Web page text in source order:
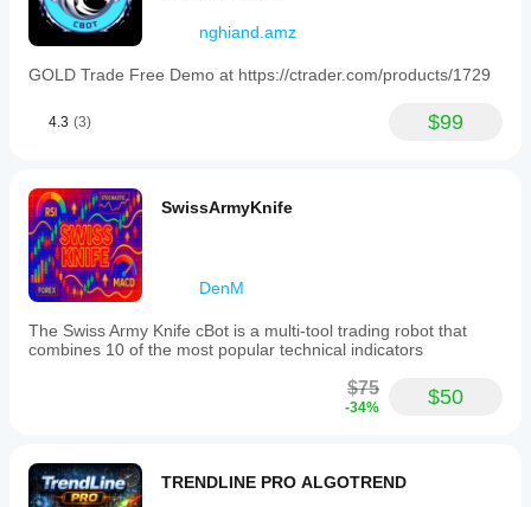
nghiand.amz
GOLD Trade Free Demo at https://ctrader.com/products/1729
4.3 (3) $99
SwissArmyKnife
DenM
The Swiss Army Knife cBot is a multi-tool trading robot that
combines 10 of the most popular technical indicators
$75
-34% $50
TRENDLINE PRO ALGOTREND